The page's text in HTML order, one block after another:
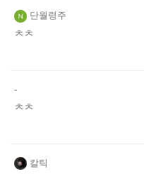
쓰
기
단월령주
ㅊㅊ
-
ㅊㅊ
칼틱